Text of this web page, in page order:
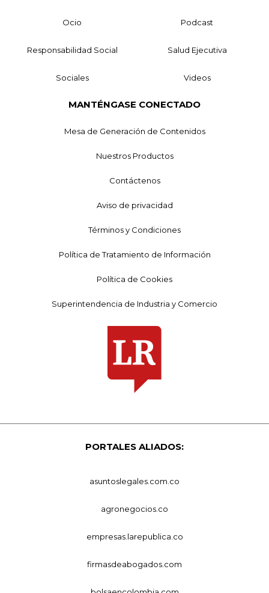
Ocio Podcast
Responsabilidad Social Salud Ejecutiva
Sociales Videos
MANTÉNGASE CONECTADO
Mesa de Generación de Contenidos
Nuestros Productos
Contáctenos
Aviso de privacidad
Términos y Condiciones
Política de Tratamiento de Información
Política de Cookies
Superintendencia de Industria y Comercio
PORTALES ALIADOS:
asuntoslegales.com.co
agronegocios.co
empresas.larepublica.co
firmasdeabogados.com